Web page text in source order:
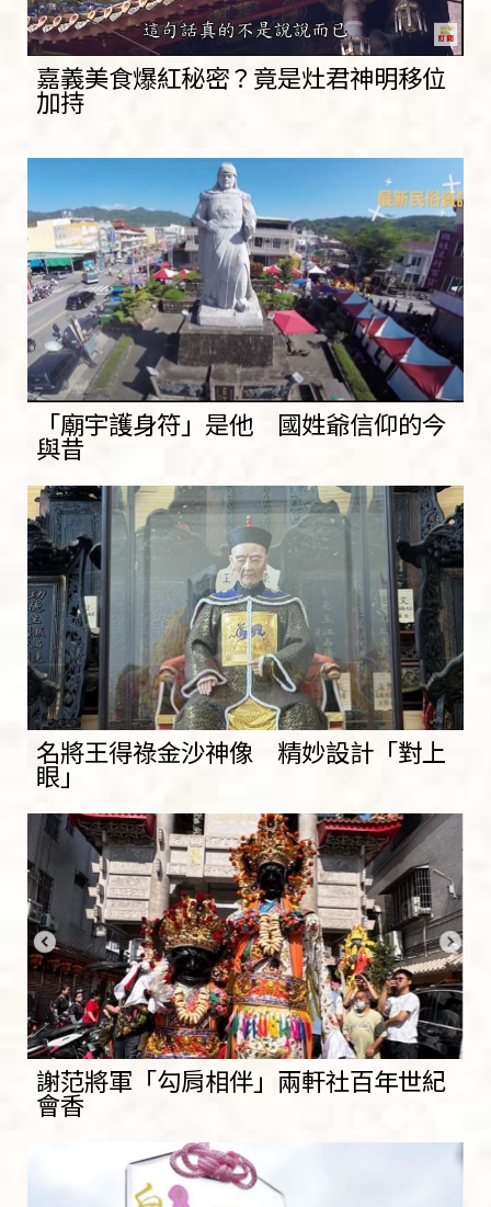
嘉義美食爆紅秘密？竟是灶君神明移位
加持
「廟宇護身符」是他 國姓爺信仰的今
與昔
名將王得祿金沙神像 精妙設計「對上
眼」
謝范將軍「勾肩相伴」兩軒社百年世紀
會香